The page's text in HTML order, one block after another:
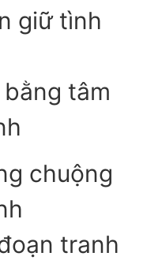
giữ tình
tâm
chuộng
tranh